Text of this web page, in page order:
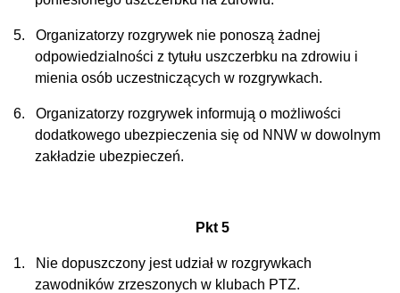
5.
Organizatorzy rozgrywek nie ponoszą żadnej
odpowiedzialności z tytułu uszczerbku na zdrowiu i
mienia osób uczestniczących w rozgrywkach.
6.
Organizatorzy rozgrywek informują o możliwości
dodatkowego ubezpieczenia się od NNW w dowolnym
zakładzie ubezpieczeń.
Pkt 5
1.
Nie dopuszczony jest udział w rozgrywkach
zawodników zrzeszonych w klubach PTZ.